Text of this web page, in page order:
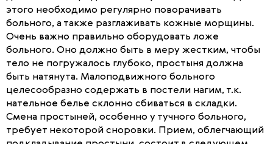
этого необходимо регулярно поворачивать
больного, а также разглаживать кожные морщины.
Очень важно правильно оборудовать ложе
больного. Оно должно быть в меру жестким, чтобы
тело не погружалось глубоко, простыня должна
быть натянута. Малоподвижного больного
целесообразно содержать в постели нагим, т.к.
нательное белье склонно сбиваться в складки.
Смена простыней, особенно у тучного больного,
требует некоторой сноровки. Прием, облегчающий